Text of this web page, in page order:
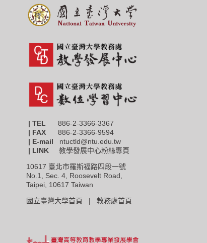
| TEL 886-2-3366-3367
| FAX
886-2-3366-9594
| E-mail ntuctld@ntu.edu.tw
| LINK教學發展中心粉絲專頁
10617 臺北市羅斯福路四段一號
No.1, Sec. 4, Roosevelt Road,
Taipei, 10617 Taiwan
國立臺灣大學首頁 |教務處首頁